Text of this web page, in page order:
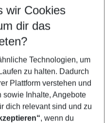
für 2026
wir Cookies
dir das
Technologien, um
zu halten. Dadurch
Plattform verstehen und
sowie Inhalte, Angebote
dich relevant sind und zu
, wenn du